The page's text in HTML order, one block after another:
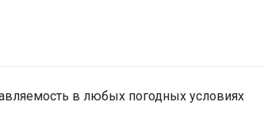
в любых погодных условиях